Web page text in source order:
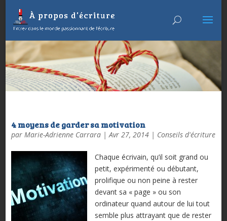
4 moyens de garder sa motivation
par Marie-Adrienne Carrara|Avr 27, 2014| Conseils d'écriture
Chaque écrivain, qu’il soit grand ou
petit, expérimenté ou débutant,
prolifique ou non peine à rester
devant sa « page » ou son
ordinateur quand autour de lui tout
semble plus attrayant que de rester